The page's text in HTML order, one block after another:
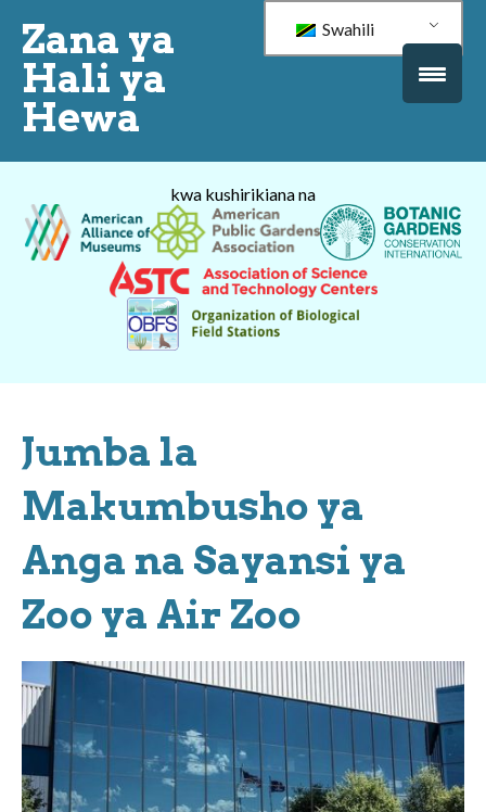
Zana ya
Hali ya
Hewa
Swahili
kwa kushirikiana na
Jumba la
Makumbusho ya
Anga na Sayansi ya
Zoo ya Air Zoo